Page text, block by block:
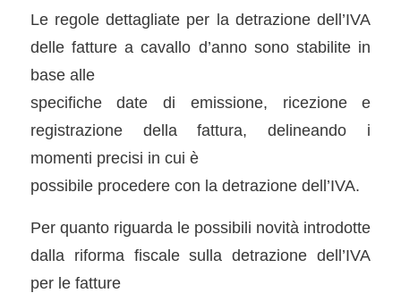
Le regole dettagliate per la detrazione dell’IVA
delle fatture a cavallo d’anno sono stabilite in
base alle
specifiche date di emissione, ricezione e
registrazione della fattura, delineando i
momenti precisi in cui è
possibile procedere con la detrazione dell’IVA.
Per quanto riguarda le possibili novità introdotte
dalla riforma fiscale sulla detrazione dell’IVA
per le fatture